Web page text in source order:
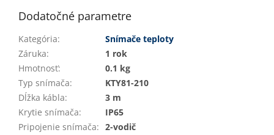
Dodatočné parametre
Kategória:
Snímače teploty
Záruka:
1 rok
Hmotnosť:
0.1 kg
Typ snímača:
KTY81-210
Dĺžka kábla:
3 m
Krytie snímača:
IP65
Pripojenie snímača: 2-vodič